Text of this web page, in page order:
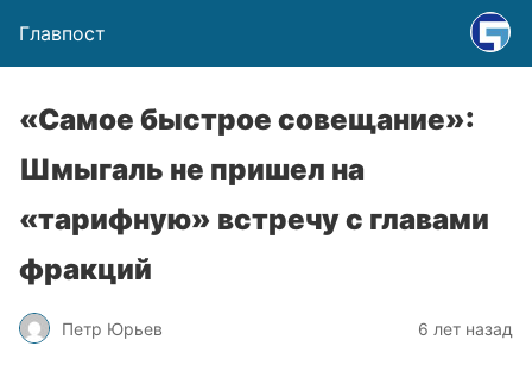
Главпост
«Самое быстрое совещание»:
Шмыгаль не пришел на
«тарифную» встречу с главами
фракций
Петр Юрьев 6 лет назад